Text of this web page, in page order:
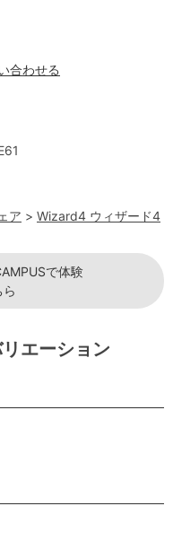
ア > Wizard4 ウィザード4
合わせる
で体験
エーション